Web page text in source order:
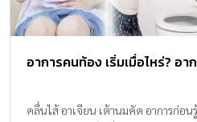
อาการคนท้อง เริ่มเมื่อไหร่? อ
คลื่นไส้ อาเจียน เต้านมคัด อาการก่อ